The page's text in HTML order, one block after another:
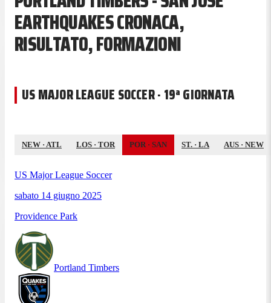
EARTHQUAKES CRONACA,
RISULTATO, FORMAZIONI
US MAJOR LEAGUE SOCCER · 19ª GIORNATA
NEW · ATL LOS · TOR POR· SAN ST. · LA AUS · NEW
US Major League Soccer
sabato 14 giugno 2025
Providence Park
Portland Timbers